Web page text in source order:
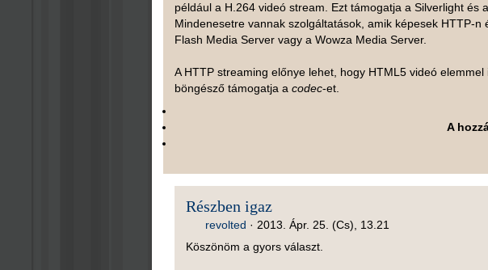
például a H.264 videó stream. Ezt támogatja a Silverlight
Mindenesetre vannak szolgáltatások, amik képesek HTTP-
Flash Media Server vagy a Wowza Media Server.
A HTTP streaming előnye lehet, hogy HTML5 videó
böngésző támogatja a codec-et.
A
Részben igaz
revolted · 2013. Ápr. 25. (Cs), 13.21
Köszönöm a gyors választ.